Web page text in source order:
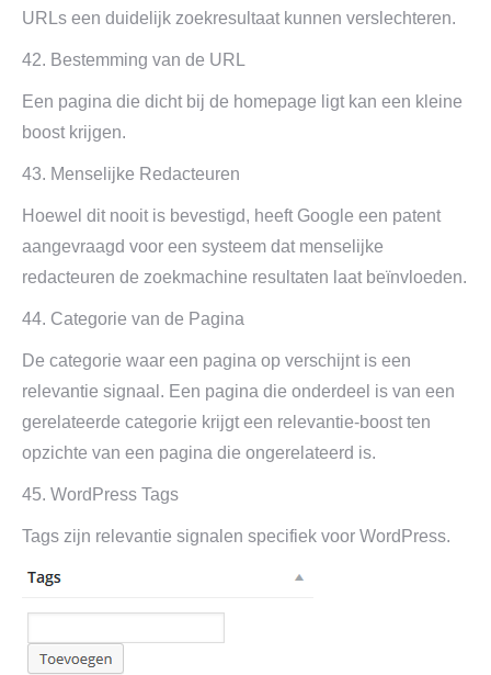
URLs een duidelijk zoekresultaat kunnen verslechteren.
42. Bestemming van de URL
Een pagina die dicht bij de homepage ligt kan een kleine
boost krijgen.
43. Menselijke Redacteuren
Hoewel dit nooit is bevestigd, heeft Google een patent
aangevraagd voor een systeem dat menselijke
redacteuren de zoekmachine resultaten laat beïnvloeden.
44. Categorie van de Pagina
De categorie waar een pagina op verschijnt is een
relevantie signaal. Een pagina die onderdeel is van een
gerelateerde categorie krijgt een relevantie-boost ten
opzichte van een pagina die ongerelateerd is.
45. WordPress Tags
Tags zijn relevantie signalen specifiek voor WordPress.